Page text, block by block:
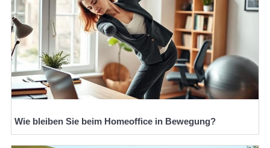
Wie bleiben Sie beim Homeoffice in Bewegung?